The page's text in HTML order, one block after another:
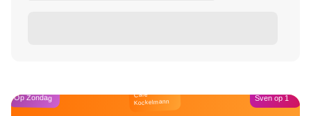
Op Zondag Café
Kockelmann Sven op 1